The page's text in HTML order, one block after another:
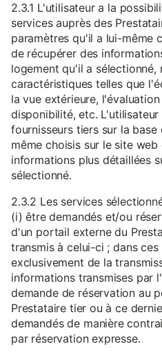
2.3.1 L'utilisateur a la
services auprès des
paramètres qu'il a lui-même
de récupérer des
logement qu'il a sélectionné,
caractéristiques telles que
la vue extérieure,
disponibilité, etc.
fournisseurs tiers sur la
même choisis sur le site
informations plus détaillées
sélectionné.
2.3.2 Les services
(i) être demandés et/ou
d'un portail externe du
transmis à celui-ci ; dans
exclusivement de la
informations transmises par
demande de réservation au
Prestataire tier ou à ce
demandés de manière
par réservation expresse.